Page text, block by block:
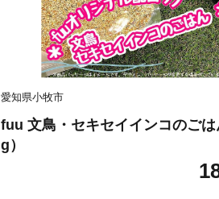
愛知県小牧市
fuu 文鳥・セキセイインコのご
g）